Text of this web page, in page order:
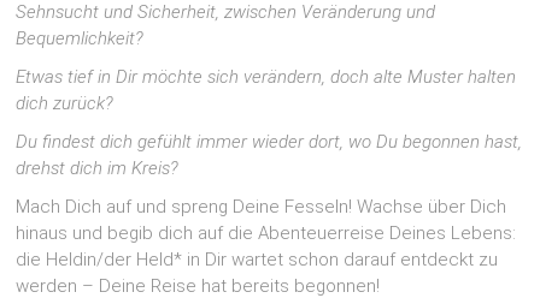
Sehnsucht und Sicherheit, zwischen Veränderung und
Bequemlichkeit?
Etwas tief in Dir möchte sich verändern, doch alte Muster halten
dich zurück?
Du findest dich gefühlt immer wieder dort, wo Du begonnen hast,
drehst dich im Kreis?
Mach Dich auf und spreng Deine Fesseln! Wachse über Dich
hinaus und begib dich auf die Abenteuerreise Deines Lebens:
die Heldin/der Held* in Dir wartet schon darauf entdeckt zu
werden – Deine Reise hat bereits begonnen!